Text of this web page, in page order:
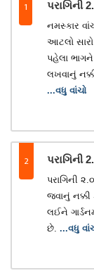
1 પરાગિની
નમસ્કાર
આટલો
પહેલા
લખવાનું
...વધુ વાંચો
2 પરાગિની
પરાગિની
જવાનું
લઈને
છે. ...વધુ